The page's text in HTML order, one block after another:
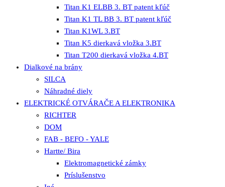
Titan K1 ELBB 3. BT patent kľúč
Titan K1 TL BB 3. BT patent kľúč
Titan K1WL 3.BT
Titan K5 dierkavá vložka 3.BT
Titan T200 dierkavá vložka 4.BT
Dialkové na brány
SILCA
Náhradné diely
ELEKTRICKÉ OTVÁRAČE A ELEKTRONIKA
RICHTER
DOM
FAB - BEFO - YALE
Hartte/ Bira
Elektromagnetické zámky
Príslušenstvo